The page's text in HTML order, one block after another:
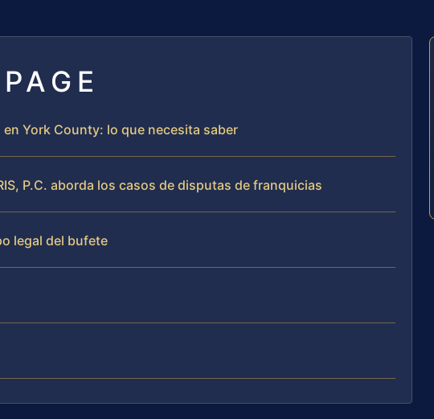
York County: lo que necesita saber
P.C. aborda los casos de disputas de franquicias
legal del bufete